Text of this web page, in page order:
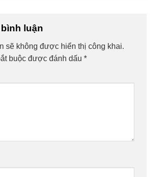
luận
sẽ không được hiển thị công khai.
buộc được đánh dấu *